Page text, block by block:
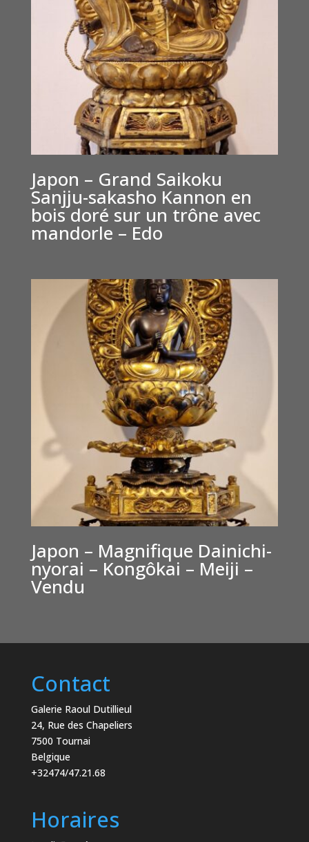
Japon – Grand Saikoku
Sanjju-sakasho Kannon en
bois doré sur un trône avec
mandorle – Edo
Japon – Magnifique Dainichi-
nyorai – Kongôkai – Meiji –
Vendu
Contact
Galerie Raoul Dutillieul
24, Rue des Chapeliers
7500 Tournai
Belgique
+32474/47.21.68
Horaires